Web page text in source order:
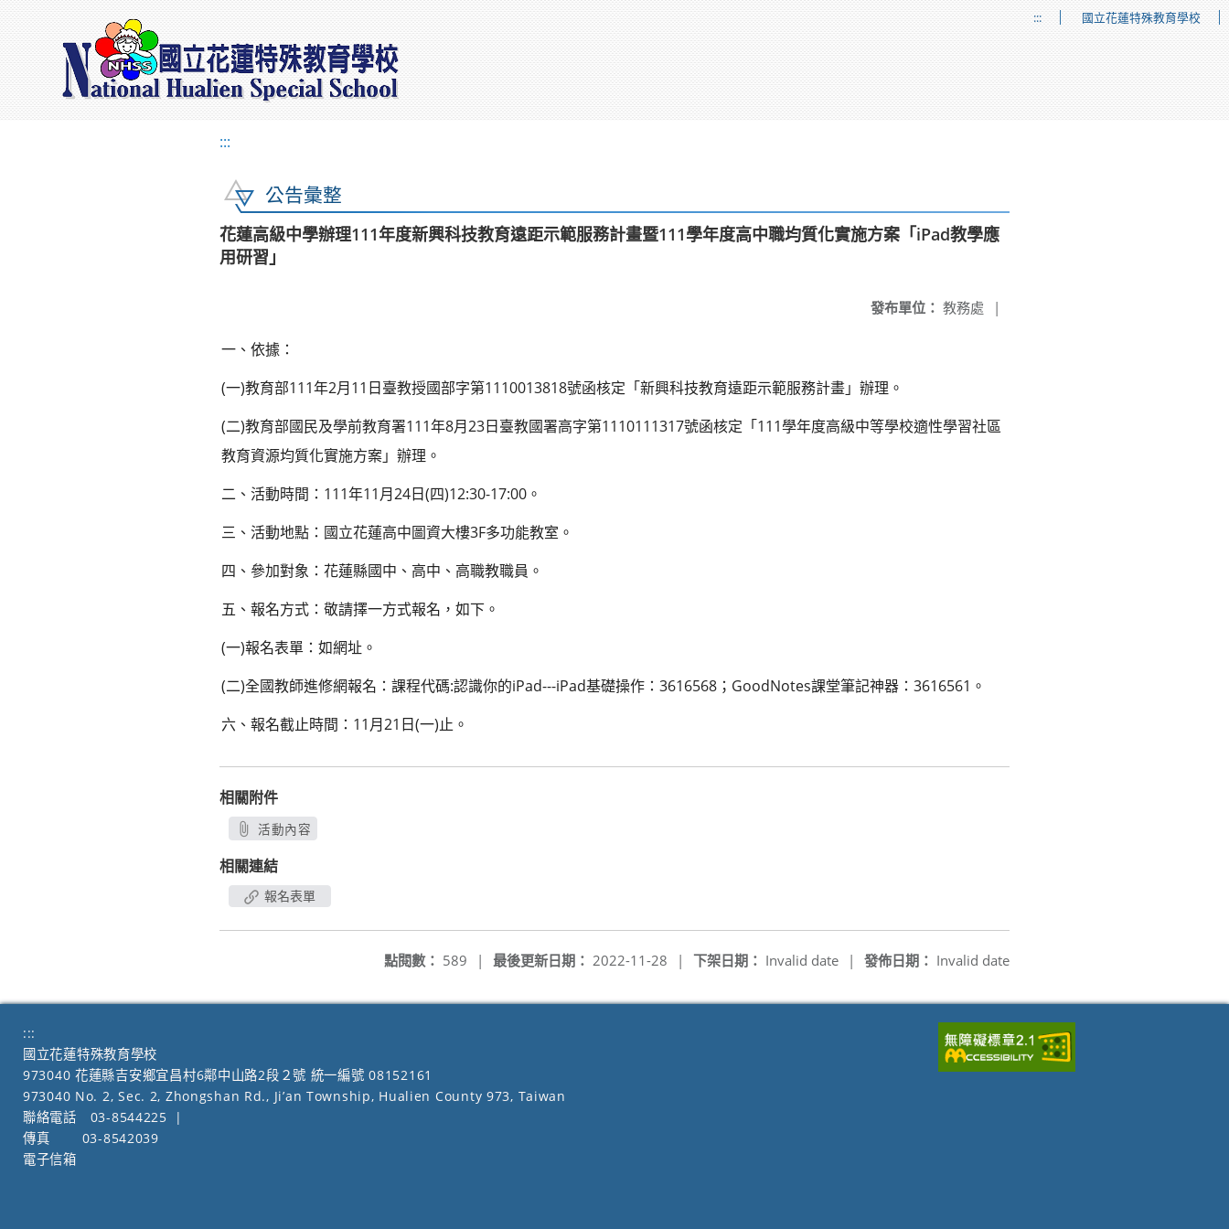
::: 國立花蓮特殊教育學校
:::
公告彙整
花蓮高級中學辦理111年度新興科技教育遠距示範服務計畫暨111學年度高中職均質化實施方案「iPad教學應
用研習」
發布單位： 教務處 |
一、依據：
(一)教育部111年2月11日臺教授國部字第1110013818號函核定「新興科技教育遠距示範服務計畫」辦理。
(二)教育部國民及學前教育署111年8月23日臺教國署高字第1110111317號函核定「111學年度高級中等學校適性學習社區
教育資源均質化實施方案」辦理。
二、活動時間：111年11月24日(四)12:30-17:00。
三、活動地點：國立花蓮高中圖資大樓3F多功能教室。
四、參加對象：花蓮縣國中、高中、高職教職員。
五、報名方式：敬請擇一方式報名，如下。
(一)報名表單：如網址。
(二)全國教師進修網報名：課程代碼:認識你的iPad---iPad基礎操作：3616568；GoodNotes課堂筆記神器：3616561。
六、報名截止時間：11月21日(一)止。
相關附件
活動內容
相關連結
報名表單
發佈日期： Invalid date
下架日期： Invalid date |
最後更新日期： 2022-11-28 |
點閱數： 589 |
:::
國立花蓮特殊教育學校
973040 花蓮縣吉安鄉宜昌村6鄰中山路2段２號 統一編號 08152161
973040 No. 2, Sec. 2, Zhongshan Rd., Ji’an Township, Hualien County 973, Taiwan
聯絡電話
03-8544225
|
傳真
03-8542039
電子信箱